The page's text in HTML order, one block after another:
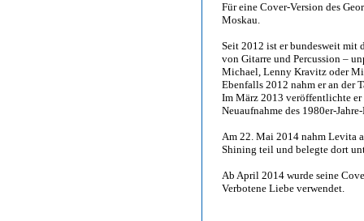
Für eine Cover-Version des
Moskau.
Seit 2012 ist er bundesweit mit
von Gitarre und Percussion –
Michael, Lenny Kravitz oder
Ebenfalls 2012 nahm er an der
Im März 2013 veröffentlichte er
Neuaufnahme des 1980er-
Am 22. Mai 2014 nahm Levita
Shining teil und belegte dort
Ab April 2014 wurde seine
Verbotene Liebe verwendet.